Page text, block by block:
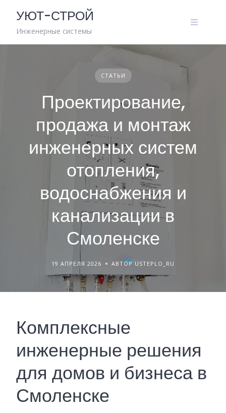
content
УЮТ-СТРОЙ
Инженерные системы
СТАТЬИ
Проектирование,
продажа и монтаж
инженерных систем
отопления,
водоснабжения и
канализации в
Смоленске
19 АПРЕЛЯ 2026 АВТОР USTEPLO_RU
Комплексные
инженерные решения
для домов и бизнеса в
Смоленске